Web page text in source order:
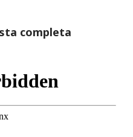
completa